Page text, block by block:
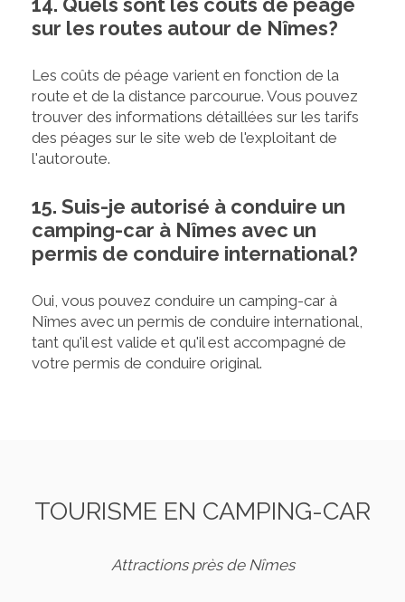
sur les routes autour de Nîmes?
Les coûts de péage varient en fonction de la
route et de la distance parcourue. Vous pouvez
trouver des informations détaillées sur les tarifs
des péages sur le site web de l'exploitant de
l'autoroute.
15. Suis-je autorisé à conduire un
camping-car à Nîmes avec un
permis de conduire international?
Oui, vous pouvez conduire un camping-car à
Nîmes avec un permis de conduire international,
tant qu'il est valide et qu'il est accompagné de
votre permis de conduire original.
TOURISME EN CAMPING-CAR
Attractions près de Nîmes